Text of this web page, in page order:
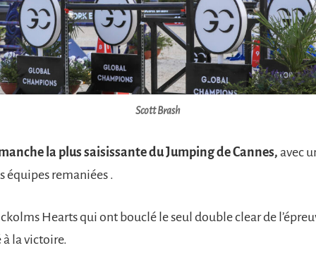
Scott Brash
la plus saisissante du Jumping de Cannes, avec
équipes remaniées .
Hearts qui ont bouclé le seul double clear de
à la victoire.